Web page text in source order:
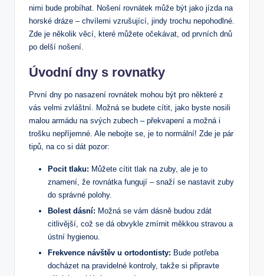
nimi bude probíhat. Nošení rovnátek může být jako jízda na
horské dráze – chvílemi vzrušující, jindy trochu nepohodlné.
Zde je několik věcí, které můžete očekávat, od prvních dnů
po delší nošení.
Úvodní dny s rovnatky
První dny po nasazení rovnátek mohou být pro některé z
vás velmi zvláštní. Možná se budete cítit, jako byste nosili
malou armádu na svých zubech – překvapení a možná i
trošku nepříjemné. Ale nebojte se, je to normální! Zde je pár
tipů, na co si dát pozor:
Pocit tlaku: Můžete cítit tlak na zuby, ale je to
znamení, že rovnátka fungují – snaží se nastavit zuby
do správné polohy.
Bolest dásní: Možná se vám dásně budou zdát
citlivější, což se dá obvykle zmírnit měkkou stravou a
ústní hygienou.
Frekvence návštěv u ortodontisty: Bude potřeba
docházet na pravidelné kontroly, takže si připravte